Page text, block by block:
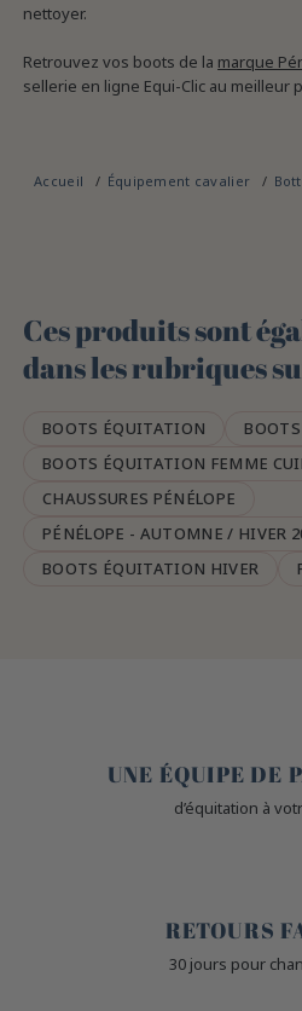
nettoyer.
Retrouvez vos boots de la marque
sellerie en ligne Equi-Clic au meilleur
Accueil Équipement cavalier
Ces produits sont
dans les rubriques
BOOTS ÉQUITATION
BOOTS ÉQUITATION FEMME
CHAUSSURES PÉNÉLOPE
PÉNÉLOPE - AUTOMNE / HIVER
BOOTS ÉQUITATION HIVER
UNE ÉQUIPE DE
d’équitation à
RETOURS
30 jours pour